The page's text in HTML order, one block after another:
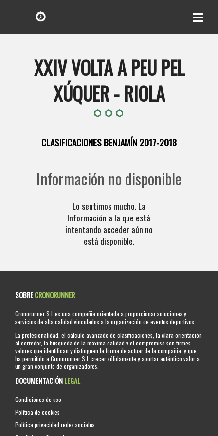
XXIV VOLTA A PEU PEL
XÚQUER - RIOLA
CLASIFICACIONES BENJAMÍN 2017-2018
Información no disponible
Lo sentimos mucho. La
Información a la que está
intentando acceder aún no
está disponible.
SOBRECRONORUNNER
Cronorunner S.L es una compañia orientada a proporcionar soluciones y
servicios de alta calidad vinculados a la organización de eventos deportivos.
La profesionalidad, el cálculo avanzado de clasificaciones, la clara orientación
al corredor, la búsqueda de la máxima calidad y el compromiso son firmes
valores que identifican y distinguen la forma de actuar de la compañia, y que
ha permitido a Cronorunner S.L crecer sólidamente y aportar auténtico valor a
un gran conjunto de organizadores.
DOCUMENTACIÓNLEGAL
Condiciones de uso
Política de cookies
Política privacidad redes sociales